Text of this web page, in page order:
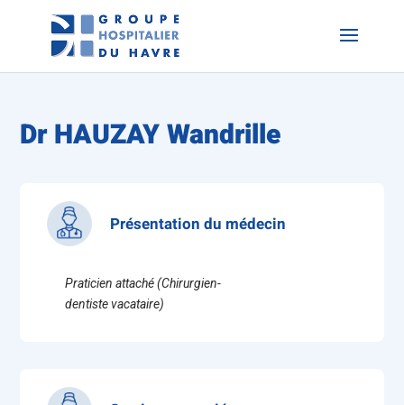
Dr HAUZAY Wandrille
Présentation du médecin
Praticien attaché (Chirurgien-
dentiste vacataire)